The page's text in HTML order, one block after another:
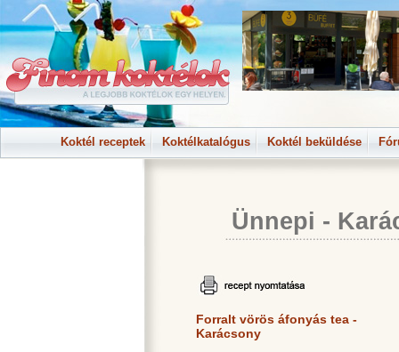
Koktél receptek Koktélkatalógus Koktél beküldése
Ünnepi -
Forralt vörös áfonyás tea -
Karácsony